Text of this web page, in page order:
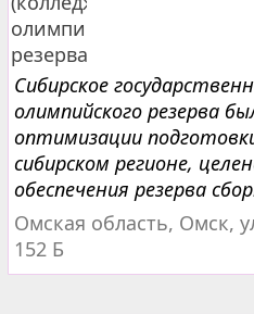
Сибирское
олимпийского резерва
оптимизации
сибирском регионе,
обеспечения резерва
Омская область, Омск,
152 Б